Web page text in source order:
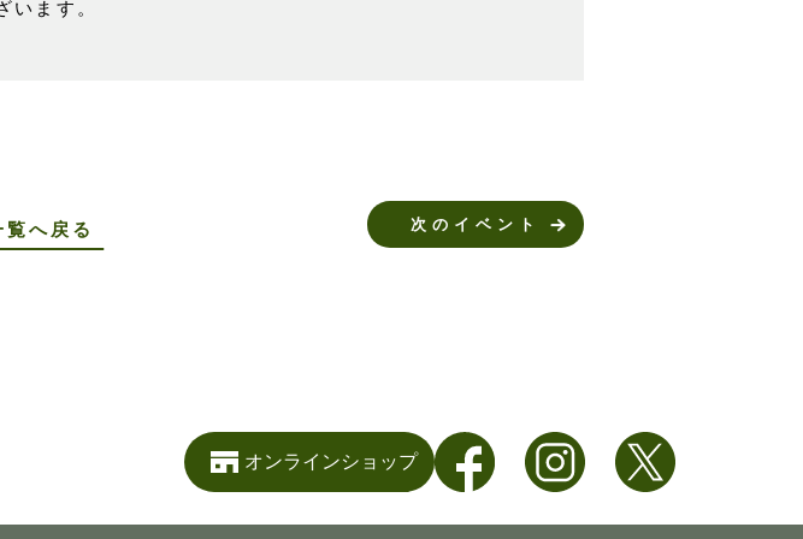
ます。
へ戻る 次のイベント
オンラインショップ